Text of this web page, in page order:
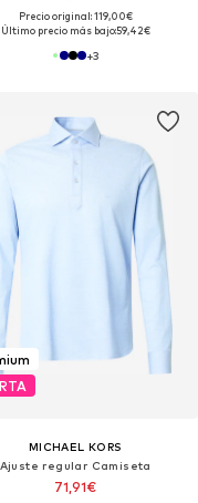
Precio original: 119,00€
Último precio más bajo:59,42€
+3
MICHAEL KORS
Ajuste regular Camiseta
71,91€